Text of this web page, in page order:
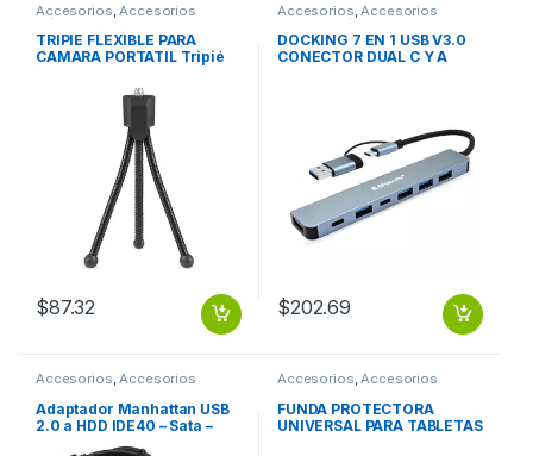
Accesorios Accesorios
Cámaras
TRIPIE FLEXIBLE PARA
CAMARA PORTATIL Tripié
portatil, webcam.
$87.32
Accesorios Accesorios
Notebook / Tablet
DOCKING 7 EN 1 USB V3.0
CONECTOR DUAL C Y A
$202.69
Accesorios,Accesorios
Adaptador Manhattan USB
2.0 a HDD IDE40 – Sata –
Accesorios,Accesorios
FUNDA PROTECTORA
UNIVERSAL PARA TABLETAS